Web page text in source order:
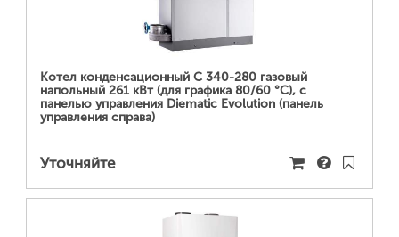
Котел конденсационный C 340-280 газовый
напольный 261 кВт (для графика 80/60 °С), с
панелью управления Diematic Evolution (панель
управления справа)
Уточняйте